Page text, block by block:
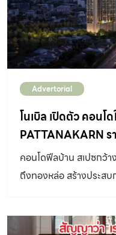
Advertorial
โนเบิล เปิดตัว คอนโ
PATTANAKARN
คอนโดฟีลบ้าน สเปซกว้า
ถึงทองหล่อ สร้างประส